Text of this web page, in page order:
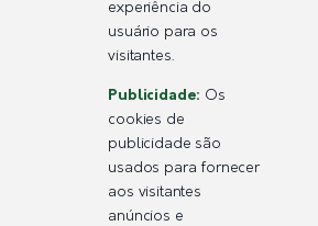
experiência do
usuário para os
visitantes.
Publicidade: Os
cookies de
publicidade são
usados para fornecer
aos visitantes
anúncios e